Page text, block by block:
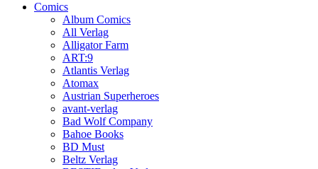
Comics
Album Comics
All Verlag
Alligator Farm
ART:9
Atlantis Verlag
Atomax
Austrian Superheroes
avant-verlag
Bad Wolf Company
Bahoe Books
BD Must
Beltz Verlag